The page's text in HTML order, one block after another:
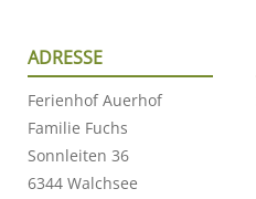
ADRESSE
Ferienhof Auerhof
Familie Fuchs
Sonnleiten 36
6344 Walchsee